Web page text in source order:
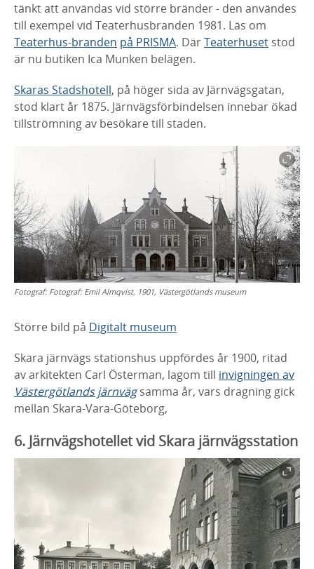
tänkt att användas vid större bränder - den användes
till exempel vid Teaterhusbranden 1981. Läs om
Teaterhus-branden på PRISMA. DärTeaterhuset stod
är nu butiken Ica Munken belägen.
Skaras Stadshotell, på höger sida av Järnvägsgatan,
stod klart år 1875. Järnvägsförbindelsen innebar ökad
tillströmning av besökare till staden.
Fotograf: Fotograf: Emil Almqvist, 1901, Västergötlands museum
Större bild på Digitalt museum
Skara järnvägs stationshus uppfördes år 1900, ritad
av arkitekten Carl Österman, lagom till invigningen av
Västergötlands järnvägsamma år, vars dragning gick
mellan Skara-Vara-Göteborg,
6. Järnvägshotellet vid Skara järnvägsstation